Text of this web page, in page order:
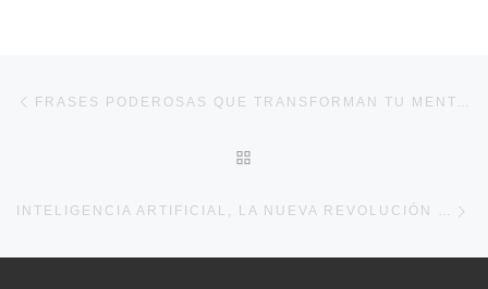
Navegación de entradas
INTELIGENCIA ARTIFICIAL, LA NUEVA REVOLUCIÓN INDUSTRIA